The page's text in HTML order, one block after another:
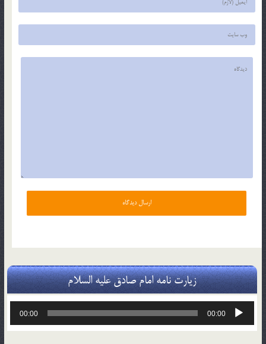
زیارت نامه امام صادق علیه السلام
پخش‌کننده
00:00
00:00